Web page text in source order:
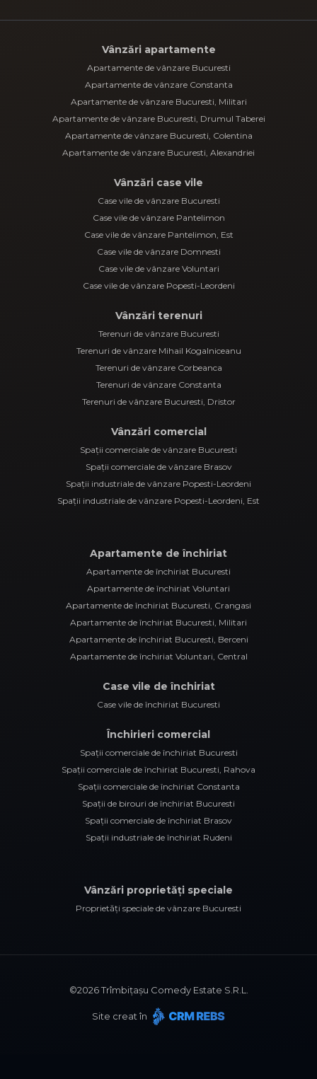
Vânzări apartamente
Apartamente de vânzare Bucuresti
Apartamente de vânzare Constanta
Apartamente de vânzare Bucuresti, Militari
Apartamente de vânzare Bucuresti, Drumul Taberei
Apartamente de vânzare Bucuresti, Colentina
Apartamente de vânzare Bucuresti, Alexandriei
Vânzări case vile
Case vile de vânzare Bucuresti
Case vile de vânzare Pantelimon
Case vile de vânzare Pantelimon, Est
Case vile de vânzare Domnesti
Case vile de vânzare Voluntari
Case vile de vânzare Popesti-Leordeni
Vânzări terenuri
Terenuri de vânzare Bucuresti
Terenuri de vânzare Mihail Kogalniceanu
Terenuri de vânzare Corbeanca
Terenuri de vânzare Constanta
Terenuri de vânzare Bucuresti, Dristor
Vânzări comercial
Spații comerciale de vânzare Bucuresti
Spații comerciale de vânzare Brasov
Spații industriale de vânzare Popesti-Leordeni
Spații industriale de vânzare Popesti-Leordeni, Est
Apartamente de închiriat
Apartamente de închiriat Bucuresti
Apartamente de închiriat Voluntari
Apartamente de închiriat Bucuresti, Crangasi
Apartamente de închiriat Bucuresti, Militari
Apartamente de închiriat Bucuresti, Berceni
Apartamente de închiriat Voluntari, Central
Case vile de închiriat
Case vile de închiriat Bucuresti
Închirieri comercial
Spații comerciale de închiriat Bucuresti
Spații comerciale de închiriat Bucuresti, Rahova
Spații comerciale de închiriat Constanta
Spații de birouri de închiriat Bucuresti
Spații comerciale de închiriat Brasov
Spații industriale de închiriat Rudeni
Vânzări proprietăți speciale
Proprietăți speciale de vânzare Bucuresti
©2026Trîmbițașu Comedy Estate S.R.L.
Site creat în